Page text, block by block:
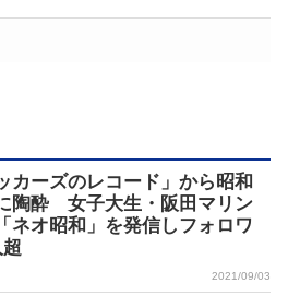
カーズのレコード」から昭和
陶酔 女子大生・阪田マリン
オ昭和」を発信しフォロワ
2021/09/03